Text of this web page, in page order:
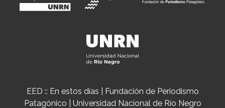
EED :: En estos días | Fundación de Periodismo
Patagónico | Universidad Nacional de Río Negro